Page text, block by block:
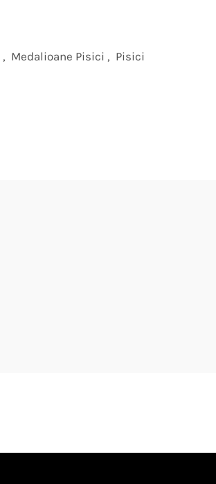
, Medalioane Pisici , Pisici